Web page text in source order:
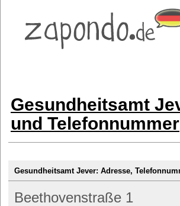
Gesundheitsamt
und Telefonnummer
Gesundheitsamt Jever: Adresse,
Beethovenstraße 1